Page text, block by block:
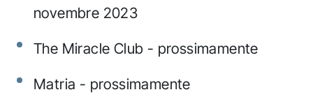
novembre 2023
The Miracle Club - prossimamente
Matria - prossimamente